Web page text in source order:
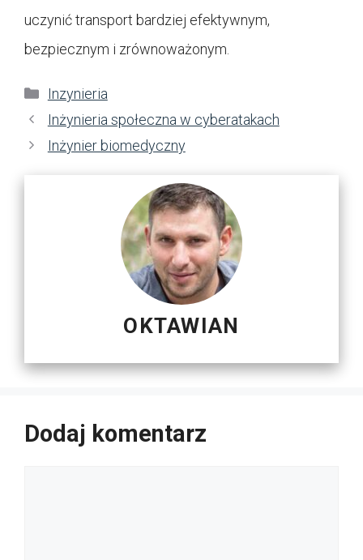
uczynić transport bardziej efektywnym,
bezpiecznym i zrównoważonym.
Kategorie
Inzynieria
Inżynieria społeczna w cyberatakach
Inżynier biomedyczny
OKTAWIAN
Dodaj komentarz